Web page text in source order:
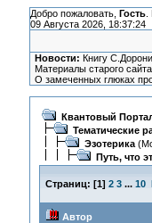
Добро пожаловать, Гость.
09 Августа 2026, 18:37:24
Новости: Книгу
Материалы старого
О замеченных глюках
Квантовый
Тематические
Эзотерика
Путь, что
Страниц: [1] 2 3 ... 10
Автор